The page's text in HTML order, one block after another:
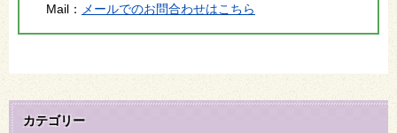
Mail：
メールでのお問合わせはこちら
カテゴリー